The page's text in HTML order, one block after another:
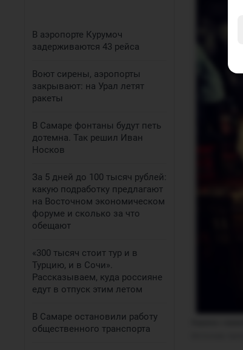
В аэропорте Курумоч
задерживаются 43 рейса
Воют сирены, аэропорты
закрывают: на Урал летят
ракеты
В Самаре фонтаны будут петь
дотемна. Так решил Иван
Носков
За 5 дней до 100 тысяч рублей:
какую подработку предлагают
на Восточном экономическом
форуме и сколько за что
обещают
«300 тысяч стоит тур и в
Турцию, и в Сочи».
Рассказываем, куда россияне
едут в отпуск этим летом
В Самаре остановили работу
общественного транспорта